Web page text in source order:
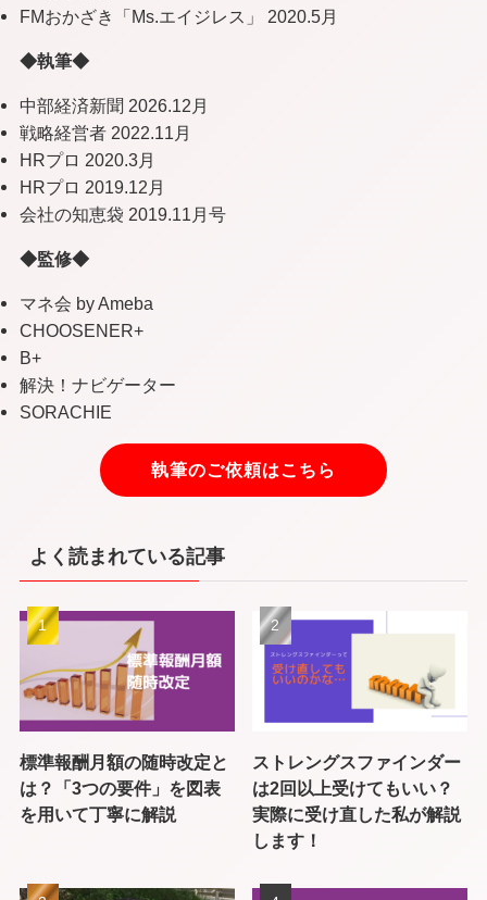
FMおかざき「Ms.エイジレス」 2020.5月
◆執筆◆
中部経済新聞 2026.12月
戦略経営者 2022.11月
HRプロ 2020.3月
HRプロ 2019.12月
会社の知恵袋 2019.11月号
◆監修◆
マネ会 by Ameba
CHOOSENER+
B+
解決！ナビゲーター
SORACHIE
執筆のご依頼はこちら
よく読まれている記事
標準報酬月額の随時改定と
は？「3つの要件」を図表
を用いて丁寧に解説
ストレングスファインダー
は2回以上受けてもいい？
実際に受け直した私が解説
します！